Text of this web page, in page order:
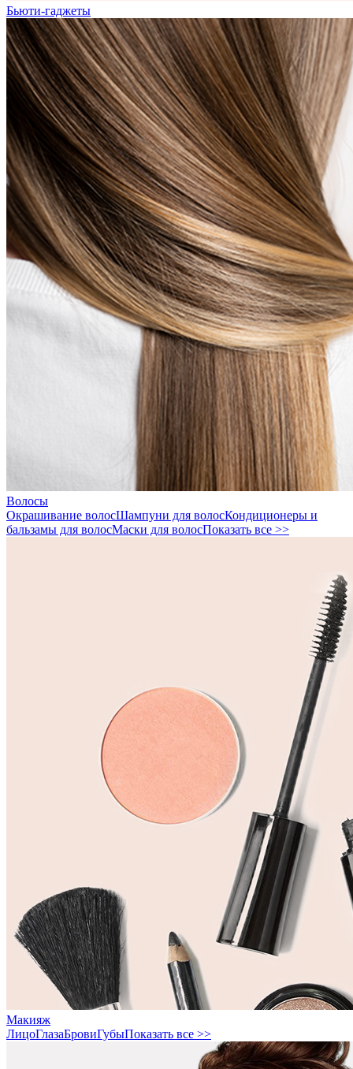
Бьюти-гаджеты
Волосы
Окрашивание волосШампуни для волосКондиционеры и
бальзамы для волосМаски для волосПоказать все >>
Макияж
ЛицоГлазаБровиГубыПоказать все >>